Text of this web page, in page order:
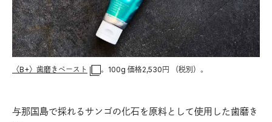
〈B+〉歯磨きペースト 。100g 価格2,530円 （税別）。
与那国島で採れるサンゴの化石を原料として使用した歯磨き